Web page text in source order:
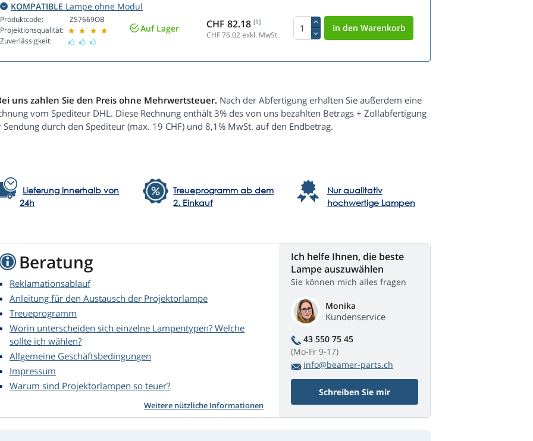
KOMPATIBLE Lampe ohne Modul
Produktcode:
Projektionsqualität:
Zuverlässigkeit:
Z57669OB
Auf Lager CHF 82.18 [1]
CHF 76.02exkl. MwSt.
uns zahlen Sie den Preis ohne Mehrwertsteuer. Nach der Abfertigung erhalten Sie außerdem eine
vom Spediteur DHL. Diese Rechnung enthält 3% des von uns bezahlten Betrags + Zollabfertigung
Sendung durch den Spediteur (max. 19 CHF) und 8,1% MwSt. auf den Endbetrag.
Lieferung innerhalb von
24h
Treueprogramm ab dem
2. Einkauf
Nur qualitativ
hochwertige Lampen
Beratung
Reklamationsablauf
Anleitung für den Austausch der Projektorlampe
Treueprogramm
Worin unterscheiden sich einzelne Lampentypen? Welche
sollte ich wählen?
Allgemeine Geschäftsbedingungen
Impressum
Warum sind Projektorlampen so teuer?
Weitere nützliche Informationen
Ich helfe Ihnen, die beste
Lampe auszuwählen
Sie können mich alles fragen
Monika
Kundenservice
43 550 75 45
(Mo-Fr 9-17)
info@beamer-parts.ch
Schreiben Sie mir